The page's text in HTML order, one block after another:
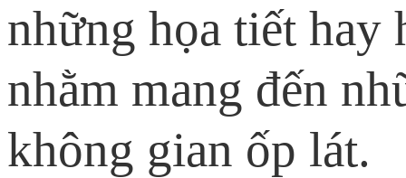
những họa tiết hay
nhằm mang đến
không gian ốp lát.